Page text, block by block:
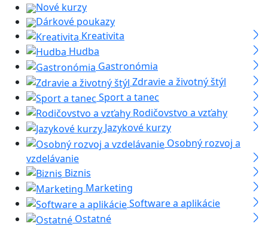
Nové kurzy
Dárkové poukazy
Kreativita
Hudba
Gastronómia
Zdravie a životný štýl
Sport a tanec
Rodičovstvo a vzťahy
Jazykové kurzy
Osobný rozvoj a
vzdelávanie
Biznis
Marketing
Software a aplikácie
Ostatné